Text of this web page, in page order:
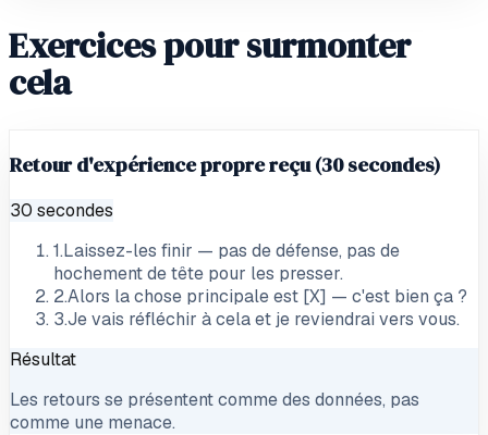
Exercices pour surmonter
cela
Retour d'expérience propre reçu (30 secondes)
30 secondes
1.Laissez-les finir — pas de défense, pas de
hochement de tête pour les presser.
2.Alors la chose principale est [X] — c'est bien ça ?
3.Je vais réfléchir à cela et je reviendrai vers vous.
Résultat
Les retours se présentent comme des données, pas
comme une menace.